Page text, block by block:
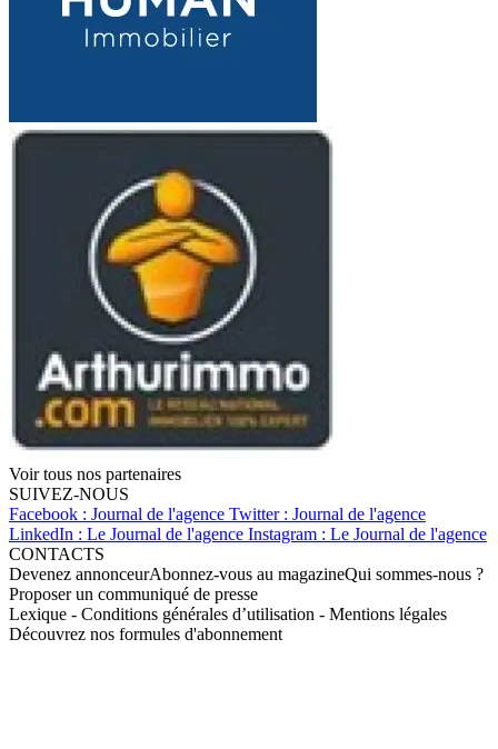
Voir tous nos partenaires
SUIVEZ-NOUS
Facebook : Journal de l'agence Twitter : Journal de l'agence
LinkedIn : Le Journal de l'agence Instagram : Le Journal de l'agence
CONTACTS
Devenez annonceurAbonnez-vous au magazineQui sommes-nous ?
Proposer un communiqué de presse
Lexique - Conditions générales d’utilisation - Mentions légales
Découvrez nos formules d'abonnement